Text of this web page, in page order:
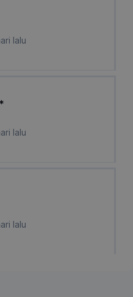
lalu
lalu
lalu